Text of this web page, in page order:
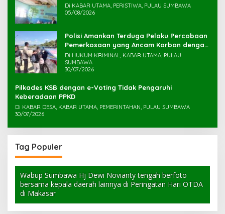
Di KABAR UTAMA, PERISTIWA, PULAU SUMBAWA
05/08/2026
Polisi Amankan Terduga Pelaku Percobaan
Pemerkosaan yang Ancam Korban dengan
Parang
Di HUKUM KRIMINAL, KABAR UTAMA, PULAU
SUMBAWA
30/07/2026
Pilkades KSB dengan e-Voting Tidak Pengaruhi
Keberadaan PPKD
Di KABAR DESA, KABAR UTAMA, PEMERINTAHAN, PULAU SUMBAWA
30/07/2026
Tag Populer
Wabup Sumbawa Hj Dewi Novianty tengah berfoto
bersama kepala daerah lainnya di Peringatan Hari OTDA
di Makasar